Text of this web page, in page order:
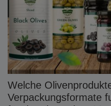
Welche
Verpackungsformate